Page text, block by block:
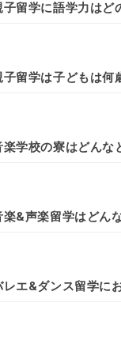
子留学に語学力はど
子留学は子どもは何
楽学校の寮はどんな
楽&声楽留学はどん
レエ&ダンス留学に